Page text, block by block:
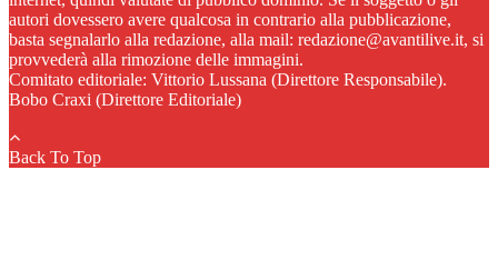
autori dovessero avere qualcosa in contrario alla pubblicazione,
basta segnalarlo alla redazione, alla mail: redazione@avantilive.it, si
provvederà alla rimozione delle immagini.
Comitato editoriale: Vittorio Lussana (Direttore Responsabile).
Bobo Craxi (Direttore Editoriale)
Back To Top